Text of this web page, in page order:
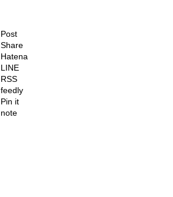
Post
Share
Hatena
LINE
RSS
feedly
Pin it
note